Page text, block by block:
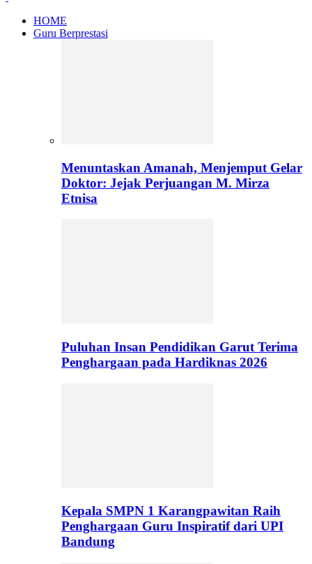
HOME
Guru Berprestasi
Menuntaskan Amanah, Menjemput Gelar
Doktor: Jejak Perjuangan M. Mirza
Etnisa
Puluhan Insan Pendidikan Garut Terima
Penghargaan pada Hardiknas 2026
Kepala SMPN 1 Karangpawitan Raih
Penghargaan Guru Inspiratif dari UPI
Bandung